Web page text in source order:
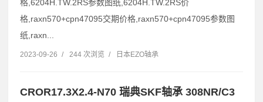
格,6204H.TW.2RS参数图纸,6204H.TW.2RS价
格,raxn570+cpn47095交期价格,raxn570+cpn47095参数图
纸,raxn...
2023-09-26 / 244 次浏览 / 日本EZO轴承
CROR17.3X2.4-N70 瑞典SKF轴承 308NR/C3